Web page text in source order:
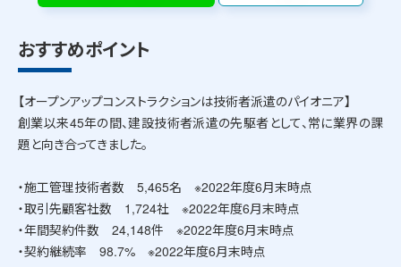
おすすめポイント
【オープンアップコンストラクションは技術者派遣のパイオニア】
創業以来45年の間、建設技術者派遣の先駆者として、常に業界の課
題と向き合ってきました。
・施工管理技術者数 5,465名 ※2022年度6月末時点
・取引先顧客社数 1,724社 ※2022年度6月末時点
・年間契約件数 24,148件 ※2022年度6月末時点
・契約継続率 98.7% ※2022年度6月末時点